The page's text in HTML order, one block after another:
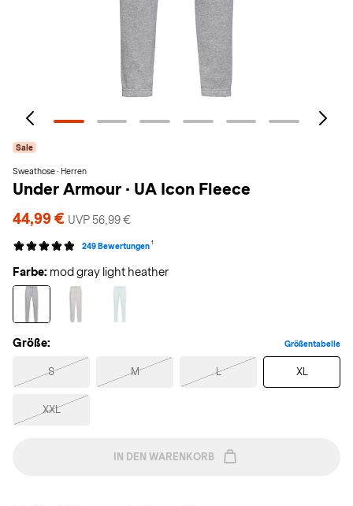
Sale
Sweathose · Herren
Under Armour · UA Icon Fleece
44,99 € UVP 56,99 €
249 Bewertungen 1
Farbe: mod gray light heather
Größe: Größentabelle
S M L XL
XXL
IN DEN WARENKORB